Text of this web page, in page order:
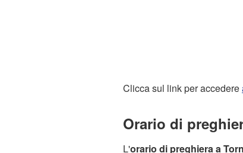
Clicca sul link per accedere
Orario di
L'orario di preghiera a